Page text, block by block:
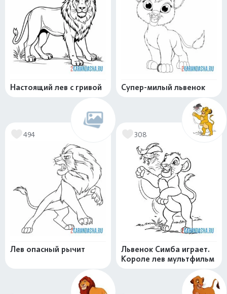
Настоящий лев с гривой Супер-милый львенок
494
Лев опасный рычит
308
Львенок Симба играет.
Короле лев мультфильм